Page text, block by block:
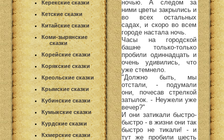
Керекские сказки
Кетские сказки
Китайские сказки
Коми-зырянские
сказки
Корейские сказки
Корякские сказки
Креольские сказки
Крымские сказки
Кубинские сказки
Кумыкские сказки
Курдские сказки
Кхмерские сказки
ночью. А следом за
ними цветы закрылись и
во всех остальных
садах, и скоро во всем
городе настала ночь.
Часы на городской
башне только-только
пробили одиннадцать и
очень удивились, что
уже стемнело.
"Должно быть, мы
отстали, - подумали
они, почесав стрелкой
затылок. - Неужели уже
вечер?"
И они затикали быстро-
быстро - в жизни они так
быстро не тикали! - и
тут же пробили шесть